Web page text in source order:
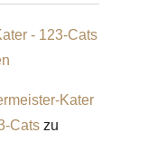
- 123-Cats
Kater
Catszu